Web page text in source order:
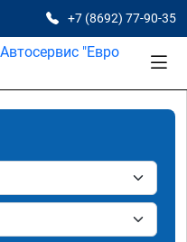
+7 (8692) 77-90-35